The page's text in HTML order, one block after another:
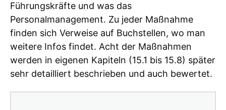
Führungskräfte und was das
Personalmanagement. Zu jeder Maßnahme
finden sich Verweise auf Buchstellen, wo man
weitere Infos findet. Acht der Maßnahmen
werden in eigenen Kapiteln (15.1 bis 15.8) später
sehr detailliert beschrieben und auch bewertet.